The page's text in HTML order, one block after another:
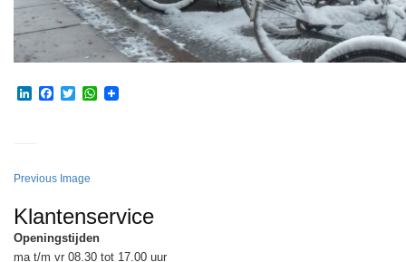
LinkedIn
Facebook
TwitterWhatsApp
Previous Image
Klantenservice
Openingstijden
ma t/m vr 08.30 tot 17.00 uur